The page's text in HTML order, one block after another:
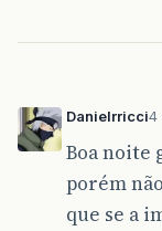
Danielrricci4
Boa noite
porém
que se a